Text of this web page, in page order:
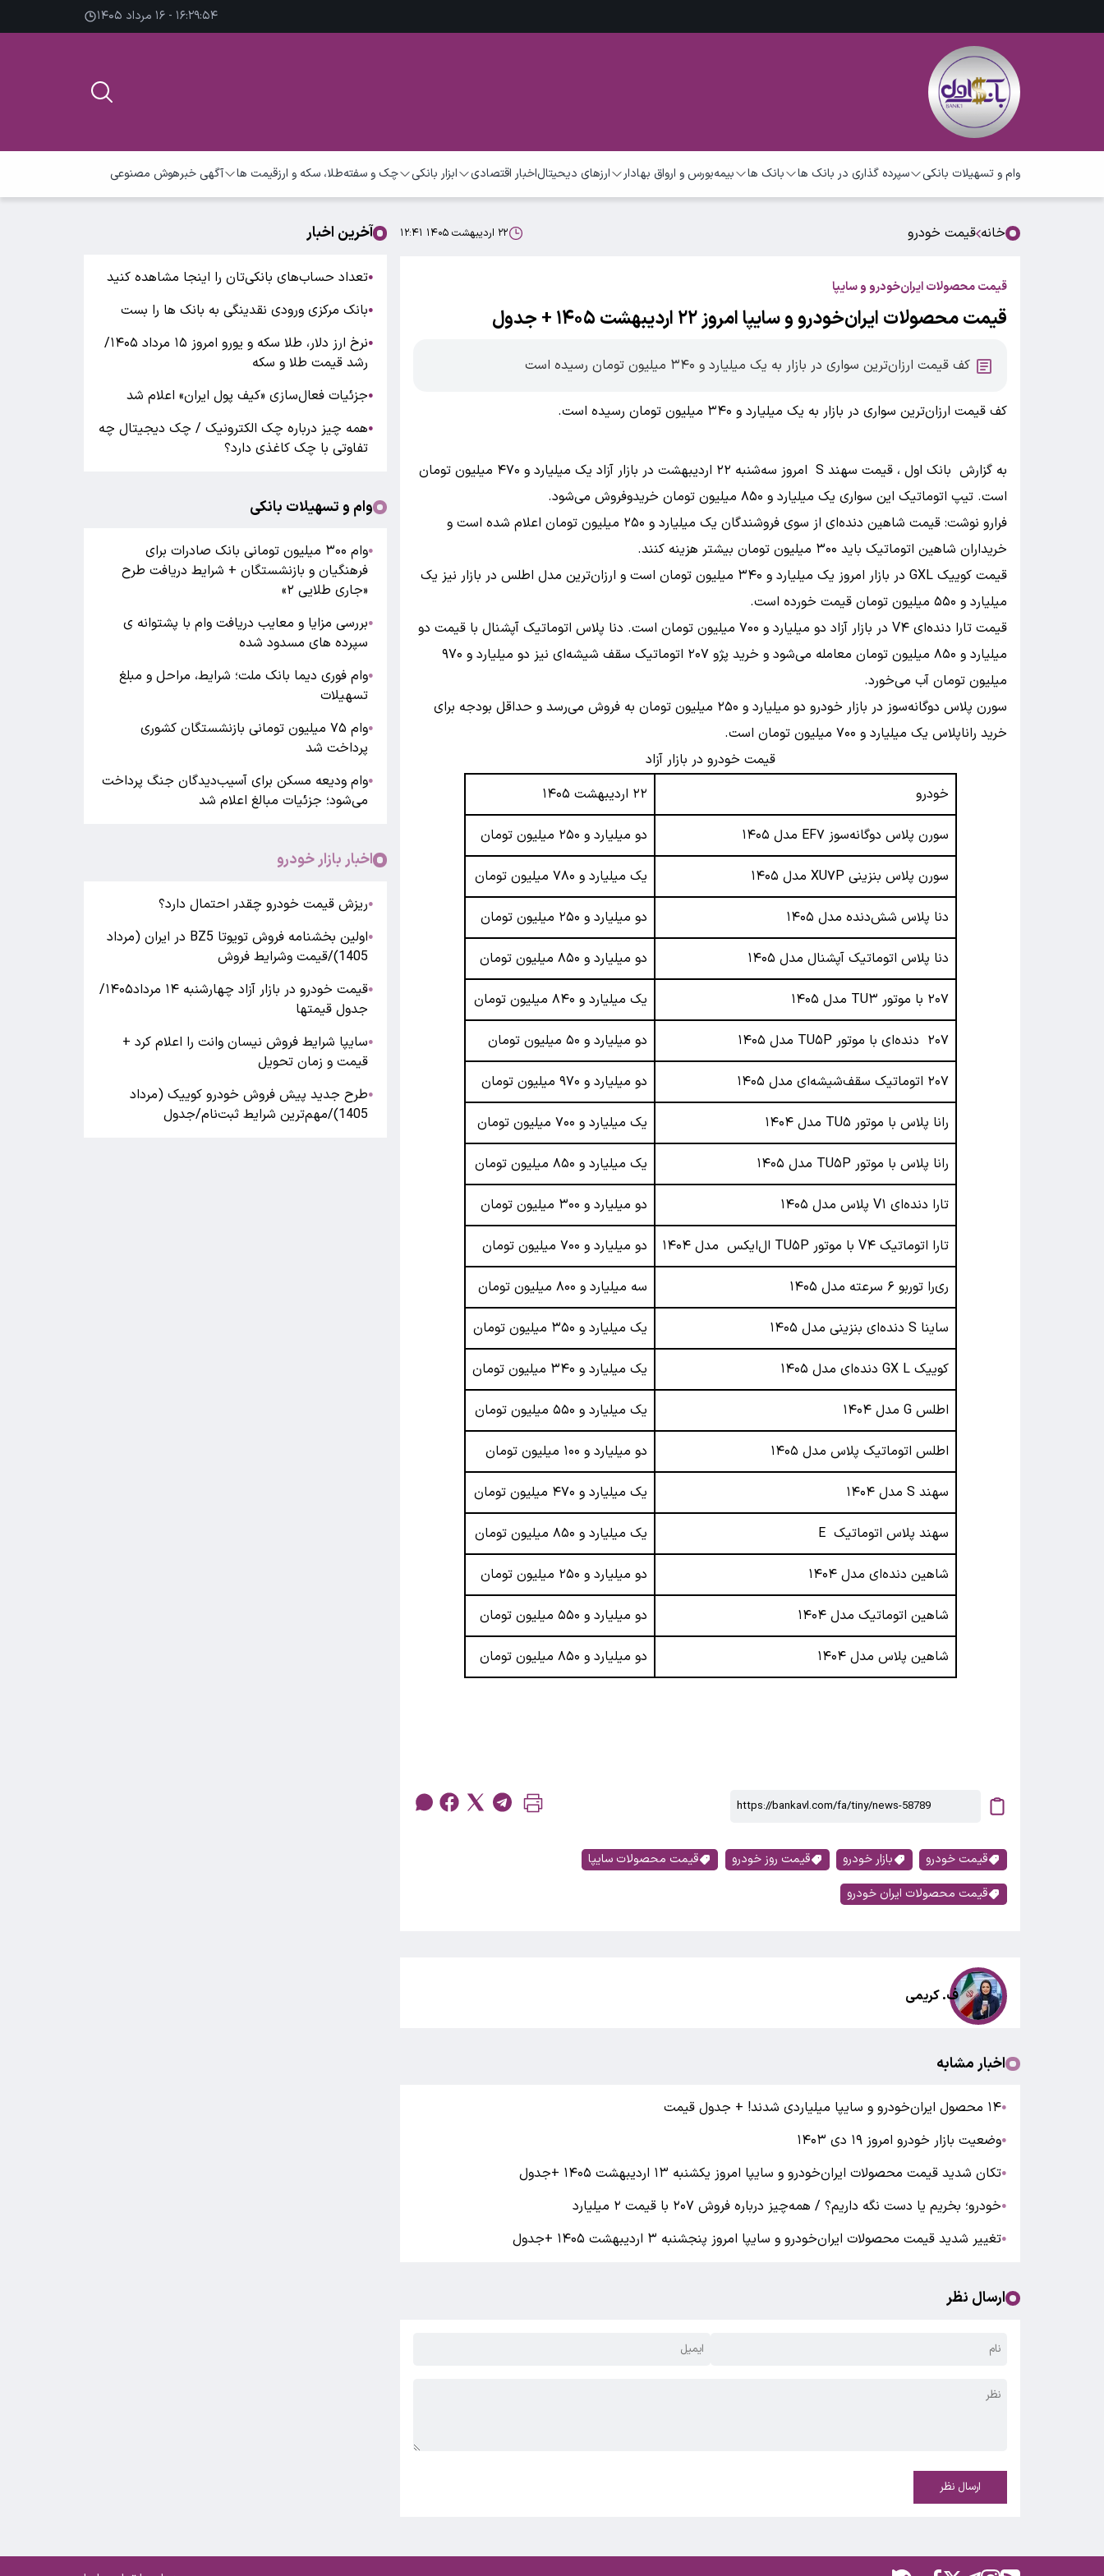
۱۶:۲۹:۵۵ - ۱۶ مرداد ۱۴۰۵
وام و تسهیلات بانکی سپرده گذاری در بانک ها بانک ها بیمهبورس و ارواق بهادار ارزهای دیحیتالاخبار اقتصادی ابزار بانکی چک و سفتهطلا، سکه و ارزقیمت ها آگهی خبرهوش مصنوعی
خانه قیمت خودرو ۲۲ اردیبهشت ۱۴۰۵ ۱۲:۴۱
قیمت محصولات ایران‌خودرو و سایپا
قیمت محصولات ایران‌خودرو و سایپا امروز ۲۲ اردیبهشت ۱۴۰۵ + جدول
کف قیمت ارزان‌ترین سواری در بازار به یک میلیارد و ۳۴۰ میلیون تومان رسیده است
کف قیمت ارزان‌ترین سواری در بازار به یک میلیارد و ۳۴۰ میلیون تومان رسیده است.
به گزارش بانک اول ، قیمت سهند S امروز سه‌شنبه ۲۲ اردیبهشت در بازار آزاد یک میلیارد و ۴۷۰ میلیون تومان
است. تیپ اتوماتیک این سواری یک میلیارد و ۸۵۰ میلیون تومان خریدوفروش می‌شود.
فرارو نوشت: قیمت شاهین دنده‌ای از سوی فروشندگان یک میلیارد و ۲۵۰ میلیون تومان اعلام شده است و
خریداران شاهین اتوماتیک باید ۳۰۰ میلیون تومان بیشتر هزینه کنند.
قیمت کوییک GXL در بازار امروز یک میلیارد و ۳۴۰ میلیون تومان است و ارزان‌ترین مدل اطلس در بازار نیز یک
میلیارد و ۵۵۰ میلیون تومان قیمت خورده است.
قیمت تارا دنده‌ای V۴ در بازار آزاد دو میلیارد و ۷۰۰ میلیون تومان است. دنا پلاس اتوماتیک آپشنال با قیمت دو
میلیارد و ۸۵۰ میلیون تومان معامله می‌شود و خرید پژو ۲۰۷ اتوماتیک سقف شیشه‌ای نیز دو میلیارد و ۹۷۰
میلیون تومان آب می‌خورد.
سورن پلاس دوگانه‌سوز در بازار خودرو دو میلیارد و ۲۵۰ میلیون تومان به فروش می‌رسد و حداقل بودجه برای
خرید راناپلاس یک میلیارد و ۷۰۰ میلیون تومان است.
قیمت خودرو در بازار آزاد
خودرو
۲۲ اردیبهشت ۱۴۰۵
سورن پلاس دوگانه‌سوز EF۷ مدل ۱۴۰۵ دو میلیارد و ۲۵۰ میلیون تومان
سورن پلاس بنزینی XU۷P مدل ۱۴۰۵ یک میلیارد و ۷۸۰ میلیون تومان
دنا پلاس شش‌دنده‌ مدل ۱۴۰۵ دو میلیارد و ۲۵۰ میلیون تومان
دنا پلاس اتوماتیک آپشنال مدل ۱۴۰۵ دو میلیارد و ۸۵۰ میلیون تومان
۲۰۷ با موتور TU۳ مدل ۱۴۰۵ یک میلیارد و ۸۴۰ میلیون تومان
۲۰۷ دنده‌ای با موتور TU۵P مدل ۱۴۰۵ دو میلیارد و ۵۰ میلیون تومان
۲۰۷ اتوماتیک سقف‌شیشه‌ای مدل ۱۴۰۵ دو میلیارد و ۹۷۰ میلیون تومان
رانا پلاس با موتور TU۵ مدل ۱۴۰۴ یک میلیارد و ۷۰۰ میلیون تومان
رانا پلاس با موتور TU۵P مدل ۱۴۰۵ یک میلیارد و ۸۵۰ میلیون تومان
تارا دنده‌ای V۱ پلاس مدل ۱۴۰۵ دو میلیارد و ۳۰۰ میلیون تومان
تارا اتوماتیک V۴ با موتور TU۵P ال‌ایکس مدل ۱۴۰۴ دو میلیارد و ۷۰۰ میلیون تومان
ری‌را توربو ۶ سرعته مدل ۱۴۰۵ سه میلیارد و ۸۰۰ میلیون تومان
ساینا S دنده‌ای بنزینی مدل ۱۴۰۵ یک میلیارد و ۳۵۰ میلیون تومان
کوییک GX L دنده‌ای مدل ۱۴۰۵ یک میلیارد و ۳۴۰ میلیون تومان
اطلس G مدل ۱۴۰۴ یک میلیارد و ۵۵۰ میلیون تومان
اطلس اتوماتیک پلاس مدل ۱۴۰۵ دو میلیارد و ۱۰۰ میلیون تومان
سهند S مدل ۱۴۰۴ یک میلیارد و ۴۷۰ میلیون تومان
سهند پلاس اتوماتیک E یک میلیارد و ۸۵۰ میلیون تومان
شاهین دنده‌ای مدل ۱۴۰۴ دو میلیارد و ۲۵۰ میلیون تومان
شاهین اتوماتیک مدل ۱۴۰۴ دو میلیارد و ۵۵۰ میلیون تومان
شاهین پلاس مدل ۱۴۰۴ دو میلیارد و ۸۵۰ میلیون تومان
قیمت خودرو بازار خودرو قیمت روز خودرو
قیمت محصولات سایپا
قیمت محصولات ایران خودرو
ف. کریمی
اخبار مشابه
●۱۴ محصول ایران‌خودرو و سایپا میلیاردی شدند! + جدول قیمت
●وضعیت بازار خودرو امروز ۱۹ دی ۱۴۰۳
●تکان شدید قیمت محصولات ایران‌خودرو و سایپا امروز یکشنبه ۱۳ اردیبهشت ۱۴۰۵ +جدول
●خودرو؛ بخریم یا دست نگه داریم؟ / همه‌چیز درباره فروش ۲۰۷ با قیمت ۲ میلیارد
●تغییر شدید قیمت محصولات ایران‌خودرو و سایپا امروز پنجشنبه ۳ اردیبهشت ۱۴۰۵ +جدول
ارسال نظر
ارسال نظر
آخرین اخبار
●تعداد حساب‌های بانکی‌تان را اینجا مشاهده کنید
●بانک مرکزی ورودی نقدینگی به بانک ها را بست
●
نرخ ارز دلار، طلا سکه و یورو امروز ۱۵ مرداد ۱۴۰۵/
رشد قیمت طلا و سکه
●جزئیات فعال‌سازی «کیف پول ایران» اعلام شد
●همه چیز درباره چک الکترونیک / چک دیجیتال چه
تفاوتی با چک کاغذی دارد؟
وام و تسهیلات بانکی
●
وام ۳۰۰ میلیون تومانی بانک صادرات برای
فرهنگیان و بازنشستگان + شرایط دریافت طرح
«جاری طلایی ۲»
●بررسی مزایا و معایب دریافت وام با پشتوانه ی
سپرده های مسدود شده
●وام فوری دیما بانک ملت؛ شرایط، مراحل و مبلغ
تسهیلات
●
وام ۷۵ میلیون تومانی بازنشستگان کشوری
پرداخت شد
●وام ودیعه مسکن برای آسیب‌دیدگان جنگ پرداخت
می‌شود؛ جزئیات مبالغ اعلام شد
اخبار بازار خودرو
●ریزش قیمت خودرو چقدر احتمال دارد؟
●
اولین بخشنامه فروش تویوتا BZ5 در ایران (مرداد
1405)/قیمت وشرایط فروش
●
قیمت خودرو در بازار آزاد چهارشنبه ۱۴ مرداد۱۴۰۵/
جدول قیمتها
●سایپا شرایط فروش نیسان وانت را اعلام کرد +
قیمت و زمان تحویل
●طرح جدید پیش فروش خودرو کوییک (مرداد
1405)/مهم‌ترین شرایط ثبت‌نام/جدول